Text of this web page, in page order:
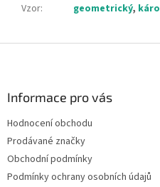
Vzor: geometrický, káro
Informace pro vás
Hodnocení obchodu
Prodávané značky
Obchodní podmínky
Podmínky ochrany osobních údajů